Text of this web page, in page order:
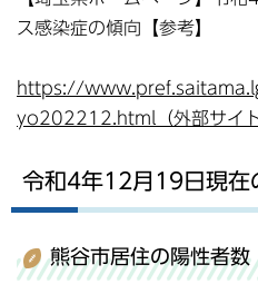
ス感染症の傾向【参考】
https://
yo202212.html（外部サイト
令和4年12月19日現在
熊谷市居住の陽性者